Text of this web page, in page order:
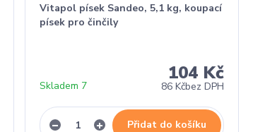
Vitapol písek Sandeo, 5,1 kg, koupací
písek pro činčily
104 Kč
86 Kčbez DPH
Skladem 7
Přidat do košíku